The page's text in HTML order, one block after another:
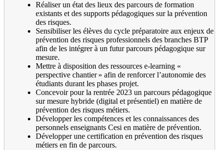
Réaliser un état des lieux des parcours de formation
existants et des supports pédagogiques sur la prévention
des risques.
Sensibiliser les élèves du cycle préparatoire aux enjeux de
prévention des risques professionnels des branches BTP
afin de les intégrer à un futur parcours pédagogique sur
mesure.
Mettre à disposition des ressources e-learning «
perspective chantier » afin de renforcer l’autonomie des
étudiants durant les phases projet.
Concevoir pour la rentrée 2023 un parcours pédagogique
sur mesure hybride (digital et présentiel) en matière de
prévention des risques métiers.
Développer les compétences et les connaissances des
personnels enseignants Cesi en matière de prévention.
Développer une certification en prévention des risques
métiers en fin de parcours.